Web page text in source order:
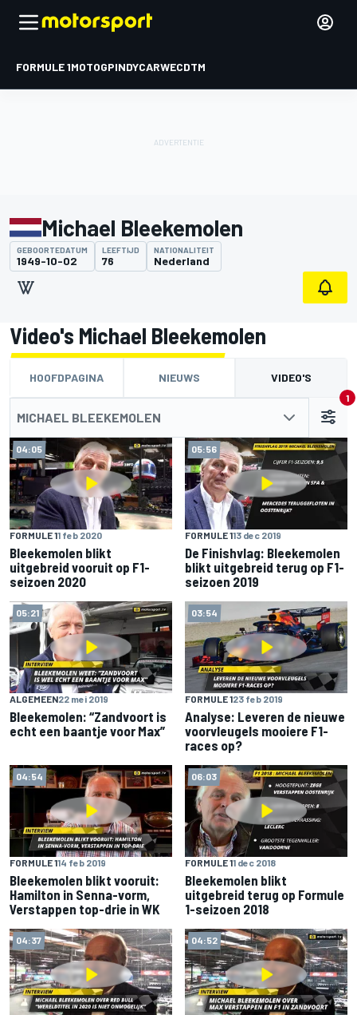
FORMULE 1MOTOGPINDYCARWECDTM
Michael Bleekemolen
GEBOORTEDATUM
1949-10-02
LEEFTIJD
76
NATIONALITEIT
Nederland
Video's Michael Bleekemolen
HOOFDPAGINA NIEUWS VIDEO'S
MICHAEL BLEEKEMOLEN
1
04:05
FORMULE 11 feb 2020
Bleekemolen blikt
uitgebreid vooruit op F1-
seizoen 2020
05:56
FORMULE 113 dec 2019
De Finishvlag: Bleekemolen
blikt uitgebreid terug op F1-
seizoen 2019
05:21
ALGEMEEN22 mei 2019
Bleekemolen: “Zandvoort is
echt een baantje voor Max”
03:54
FORMULE 123 feb 2019
Analyse: Leveren de nieuwe
voorvleugels mooiere F1-
races op?
04:54
FORMULE 114 feb 2019
Bleekemolen blikt vooruit:
Hamilton in Senna-vorm,
Verstappen top-drie in WK
06:03
FORMULE 11 dec 2018
Bleekemolen blikt
uitgebreid terug op Formule
1-seizoen 2018
04:37 04:52